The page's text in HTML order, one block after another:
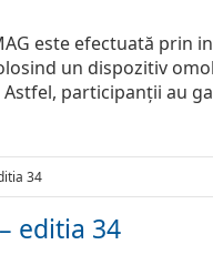
este efectuată prin
un dispozitiv
participanții au
34
editia 34